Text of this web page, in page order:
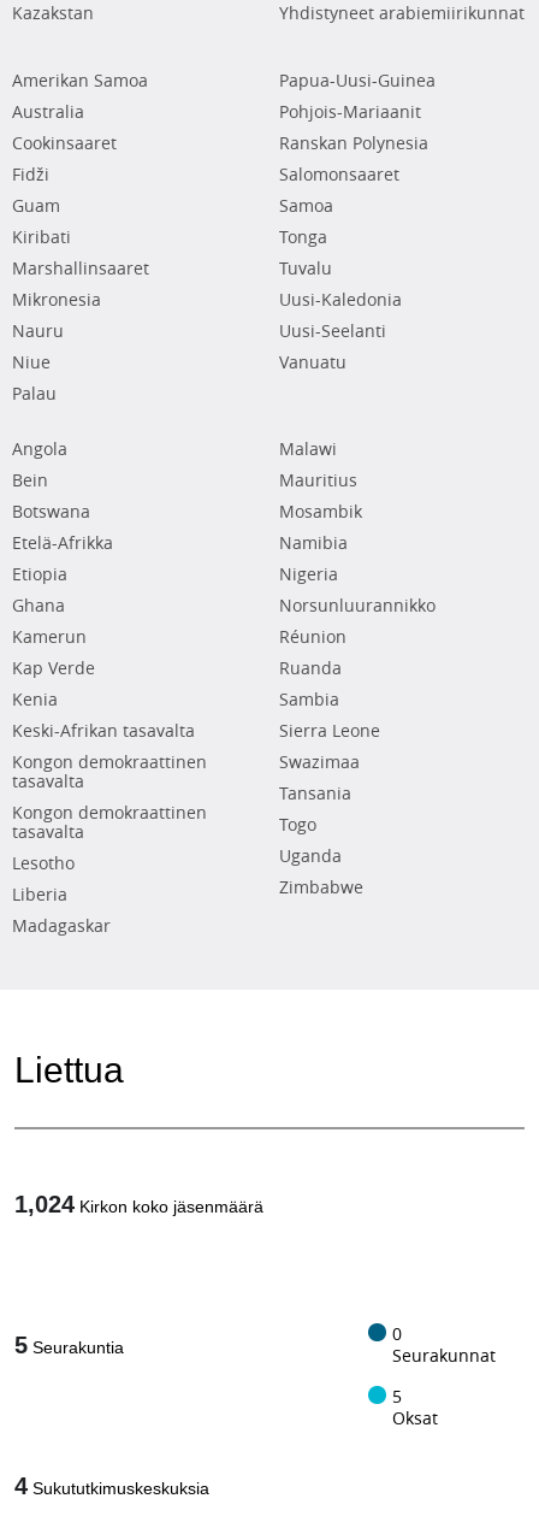
Kazakstan
Yhdistyneet arabiemiirikunnat
Amerikan Samoa
Australia
Cookinsaaret
Fidži
Guam
Kiribati
Marshallinsaaret
Mikronesia
Nauru
Niue
Palau
Papua-Uusi-Guinea
Pohjois-Mariaanit
Ranskan Polynesia
Salomonsaaret
Samoa
Tonga
Tuvalu
Uusi-Kaledonia
Uusi-Seelanti
Vanuatu
Angola
Bein
Botswana
Etelä-Afrikka
Etiopia
Ghana
Kamerun
Kap Verde
Kenia
Keski-Afrikan tasavalta
Kongon demokraattinen
tasavalta
Kongon demokraattinen
tasavalta
Lesotho
Liberia
Madagaskar
Malawi
Mauritius
Mosambik
Namibia
Nigeria
Norsunluurannikko
Réunion
Ruanda
Sambia
Sierra Leone
Swazimaa
Tansania
Togo
Uganda
Zimbabwe
Liettua
1,024 Kirkon koko jäsenmäärä
5 Seurakuntia
0
Seurakunnat
5
Oksat
4 Sukututkimuskeskuksia